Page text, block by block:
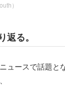
）
返る。
ュースで話題と